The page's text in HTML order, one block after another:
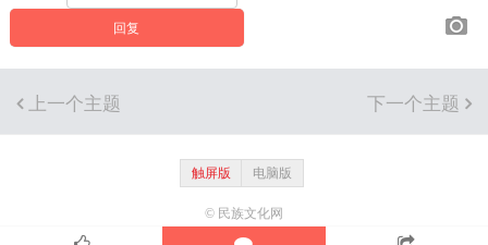
上一个主题 下一个主题
触屏版 电脑版
© 民族文化网